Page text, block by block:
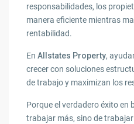
responsabilidades, los
manera eficiente mientras
rentabilidad.
EnAllstates Property,
crecer con soluciones
de trabajo y maximizan los
Porque el verdadero éxito en
trabajar más, sino de trabajar